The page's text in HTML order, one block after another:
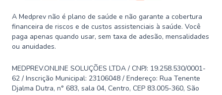
A Medprev não é plano de saúde e não garante a cobertura
financeira de riscos e de custos assistenciais à saúde. Você
paga apenas quando usar, sem taxa de adesão, mensalidades
ou anuidades.
MEDPREV.ONLINE SOLUÇÕES LTDA / CNPJ: 19.258.530/0001-
62 / Inscrição Municipal: 23106048 / Endereço: Rua Tenente
Djalma Dutra, n° 683, sala 04, Centro, CEP 83.005-360, São